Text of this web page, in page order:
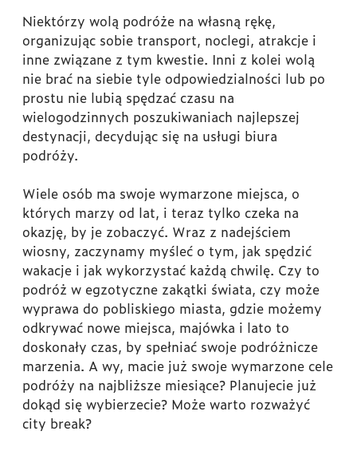
Niektórzy wolą podróże na własną rękę,
organizując sobie transport, noclegi, atrakcje i
inne związane z tym kwestie. Inni z kolei wolą
nie brać na siebie tyle odpowiedzialności lub po
prostu nie lubią spędzać czasu na
wielogodzinnych poszukiwaniach najlepszej
destynacji, decydując się na usługi biura
podróży.
Wiele osób ma swoje wymarzone miejsca, o
których marzy od lat, i teraz tylko czeka na
okazję, by je zobaczyć. Wraz z nadejściem
wiosny, zaczynamy myśleć o tym, jak spędzić
wakacje i jak wykorzystać każdą chwilę. Czy to
podróż w egzotyczne zakątki świata, czy może
wyprawa do pobliskiego miasta, gdzie możemy
odkrywać nowe miejsca, majówka i lato to
doskonały czas, by spełniać swoje podróżnicze
marzenia. A wy, macie już swoje wymarzone cele
podróży na najbliższe miesiące? Planujecie już
dokąd się wybierzecie? Może warto rozważyć
city break?